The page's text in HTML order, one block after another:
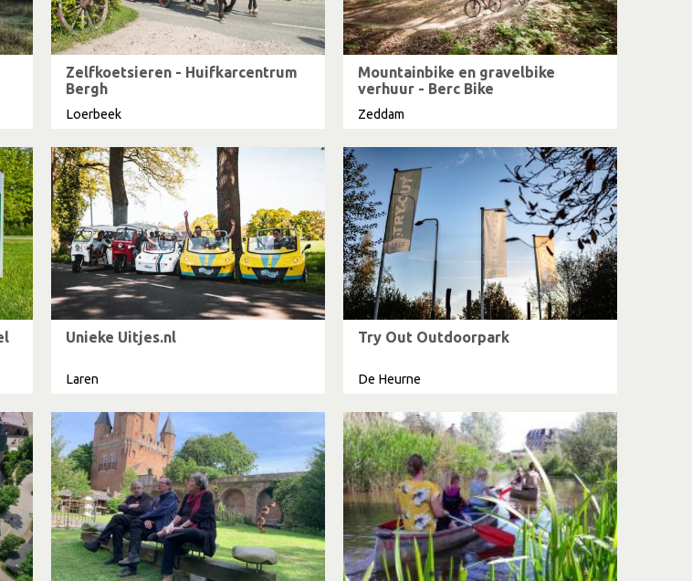
Zelfkoetsieren - Huifkarcentrum
Bergh
Loerbeek
Mountainbike en gravelbike
verhuur - Berc Bike
Zeddam
Unieke Uitjes.nl
Laren
Try Out Outdoorpark
De Heurne